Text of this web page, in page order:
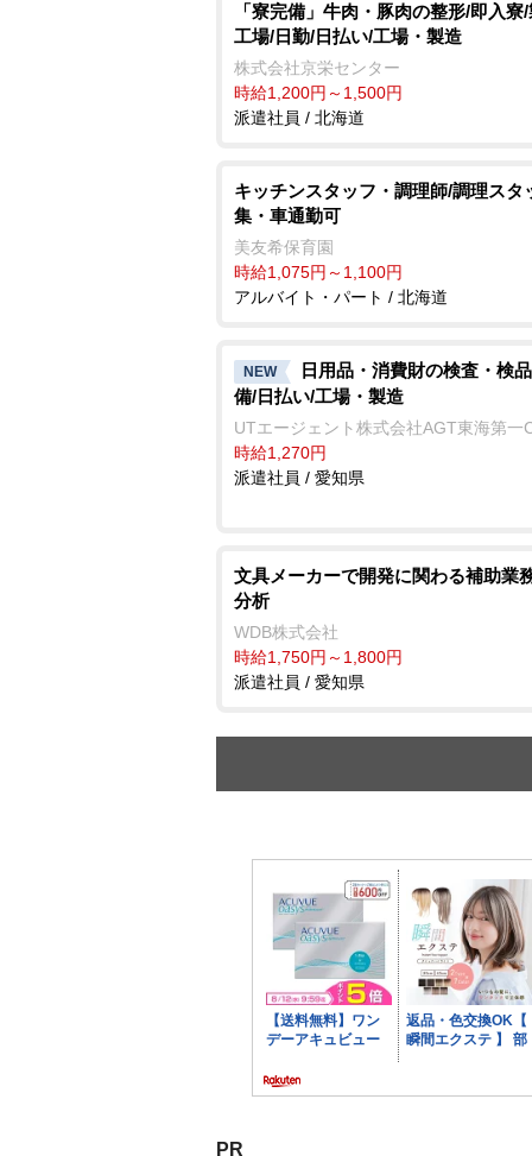
「寮完備」牛肉・豚肉の整形/即入寮
工場/日勤/日払い/工場・製造
株式会社京栄センター
時給1,200円～1,500円
派遣社員 / 北海道
キッチンスタッフ・調理師/調理スタ
集・車通勤可
美友希保育園
時給1,075円～1,100円
アルバイト・パート / 北海道
NEW
日用品・消費財の検査・検
備/日払い/工場・製造
UTエージェント株式会社AGT東海第一
時給1,270円
派遣社員 / 愛知県
文具メーカーで開発に関わる補助業
分析
WDB株式会社
時給1,750円～1,800円
派遣社員 / 愛知県
PR